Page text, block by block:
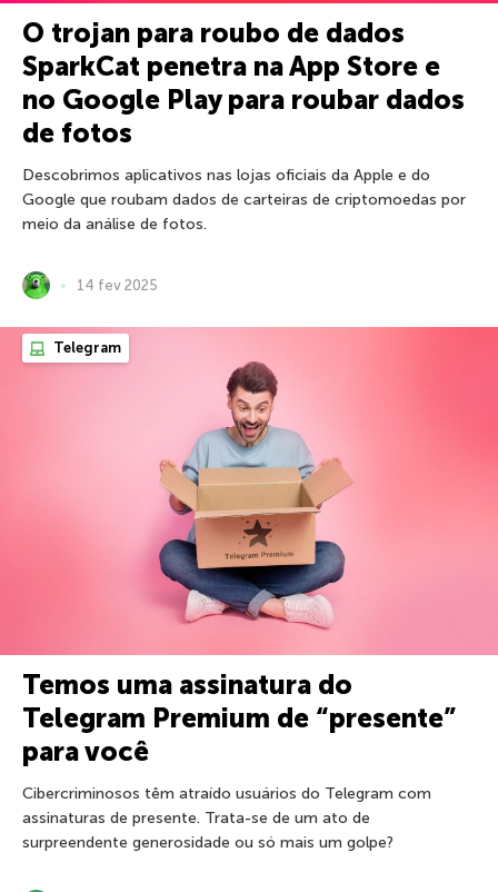
O trojan para roubo de dados
SparkCat penetra na App Store e
no Google Play para roubar dados
de fotos
Descobrimos aplicativos nas lojas oficiais da Apple e do
Google que roubam dados de carteiras de criptomoedas por
meio da análise de fotos.
14 fev 2025
Telegram
Temos uma assinatura do
Telegram Premium de “presente”
para você
Cibercriminosos têm atraído usuários do Telegram com
assinaturas de presente. Trata-se de um ato de
surpreendente generosidade ou só mais um golpe?